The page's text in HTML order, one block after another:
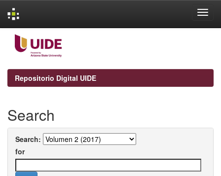
navigation
Repositorio Digital UIDE
Search
Search:
for